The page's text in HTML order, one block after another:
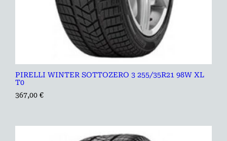
PIRELLI WINTER SOTTOZERO 3 255/35R21 98W XL
T0
367,00 €